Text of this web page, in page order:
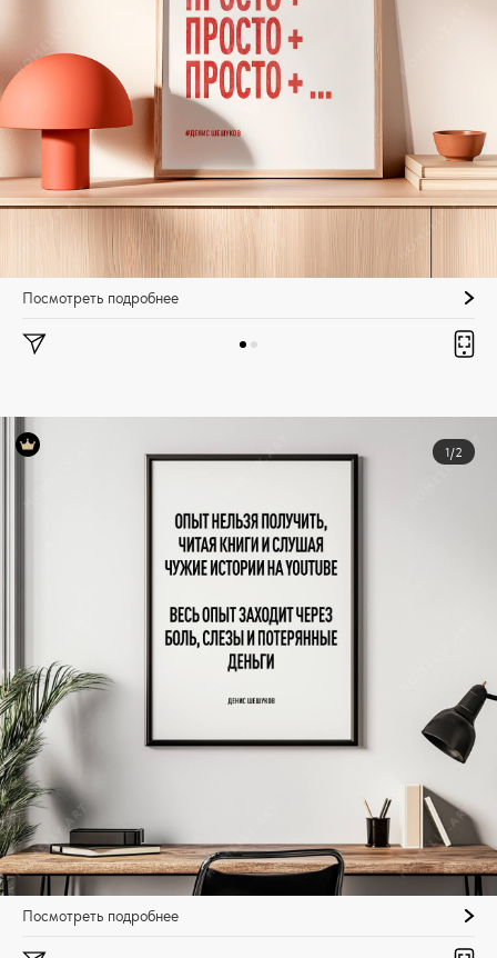
Посмотреть подробнее
1/2
Посмотреть подробнее